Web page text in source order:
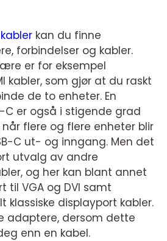
kan du finne
forbindelser og kabler.
er for eksempel
kabler, som gjør at du raskt
de to enheter. En
C er også i stigende grad
flere og flere enheter blir
C ut- og inngang. Men det
utvalg av andre
og her kan blant annet
til VGA og DVI samt
klassiske displayport kabler.
adaptere, dersom dette
enn en kabel.